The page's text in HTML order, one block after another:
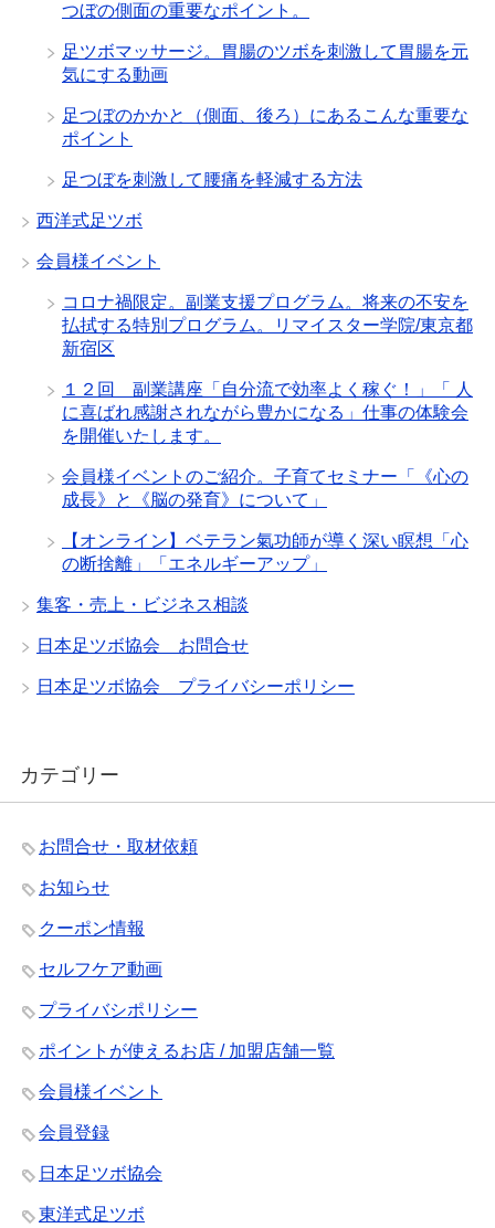
つぼの側面の重要なポイント。
足ツボマッサージ。胃腸のツボを刺激して胃腸を元
気にする動画
足つぼのかかと（側面、後ろ）にあるこんな重要な
ポイント
足つぼを刺激して腰痛を軽減する方法
西洋式足ツボ
会員様イベント
コロナ禍限定。副業支援プログラム。将来の不安を
払拭する特別プログラム。リマイスター学院/東京都
新宿区
１２回 副業講座「自分流で効率よく稼ぐ！」「 人
に喜ばれ感謝されながら豊かになる」仕事の体験会
を開催いたします。
会員様イベントのご紹介。子育てセミナー「《心の
成長》と《脳の発育》について」
【オンライン】ベテラン氣功師が導く深い瞑想「心
の断捨離」「エネルギーアップ」
集客・売上・ビジネス相談
日本足ツボ協会 お問合せ
日本足ツボ協会 プライバシーポリシー
カテゴリー
お問合せ・取材依頼
お知らせ
クーポン情報
セルフケア動画
プライバシポリシー
ポイントが使えるお店 / 加盟店舗一覧
会員様イベント
会員登録
日本足ツボ協会
東洋式足ツボ